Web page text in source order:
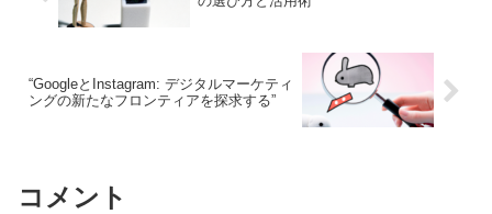
“GoogleとInstagram: デジタルマーケティ
ングの新たなフロンティアを探求する”
コメント